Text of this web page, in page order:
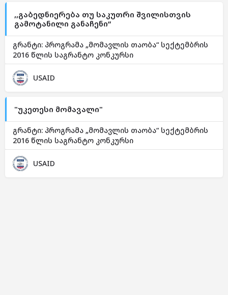
,,გაბედნიერება თუ საკუთრი შვილისთვის
გამოტანილი განაჩენი“
გრანტი: პროგრამა „მომავლის თაობა“ სექტემბრის
2016 წლის საგრანტო კონკურსი
USAID
"უკეთესი მომავალი"
გრანტი: პროგრამა „მომავლის თაობა“ სექტემბრის
2016 წლის საგრანტო კონკურსი
USAID